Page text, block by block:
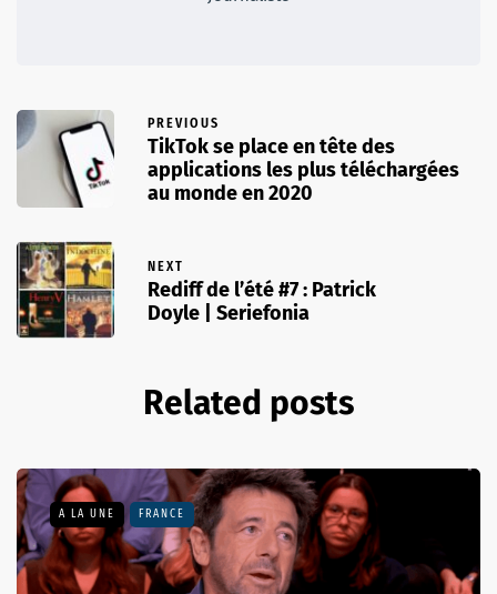
PREVIOUS
TikTok se place en tête des
applications les plus téléchargées
au monde en 2020
NEXT
Rediff de l’été #7 : Patrick
Doyle | Seriefonia
Related posts
A LA UNE FRANCE